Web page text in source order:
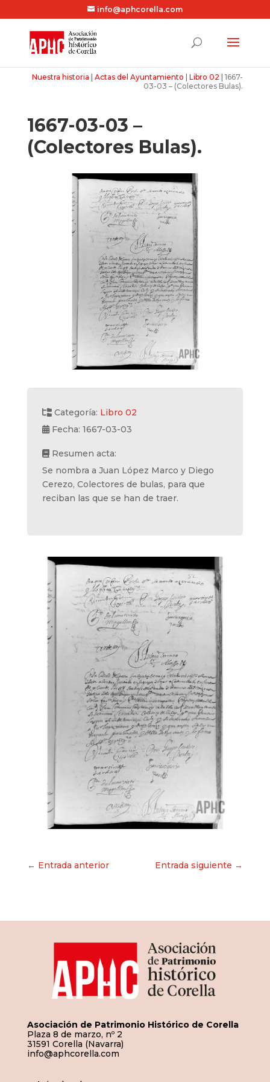
info@aphcorella.com
Nuestra historia |Actas del Ayuntamiento |Libro 02 |1667-
03-03 – (Colectores Bulas).
1667-03-03 –
(Colectores Bulas).
Categoría: Libro 02
Fecha: 1667-03-03
Resumen acta:
Se nombra a Juan López Marco y Diego
Cerezo, Colectores de bulas, para que
reciban las que se han de traer.
Navegación
← Entrada anterior Entrada siguiente →
Asociación de Patrimonio Histórico de Corella
Plaza 8 de marzo, nº 2
31591 Corella (Navarra)
info@aphcorella.com